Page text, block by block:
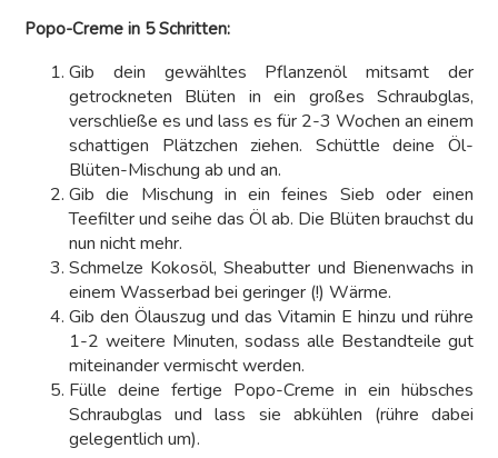
Popo-Creme in 5 Schritten:
Gib dein gewähltes Pflanzenöl mitsamt der
getrockneten Blüten in ein großes Schraubglas,
verschließe es und lass es für 2-3 Wochen an einem
schattigen Plätzchen ziehen. Schüttle deine Öl-
Blüten-Mischung ab und an.
Gib die Mischung in ein feines Sieb oder einen
Teefilter und seihe das Öl ab. Die Blüten brauchst du
nun nicht mehr.
Schmelze Kokosöl, Sheabutter und Bienenwachs in
einem Wasserbad bei geringer (!) Wärme.
Gib den Ölauszug und das Vitamin E hinzu und rühre
1-2 weitere Minuten, sodass alle Bestandteile gut
miteinander vermischt werden.
Fülle deine fertige Popo-Creme in ein hübsches
Schraubglas und lass sie abkühlen (rühre dabei
gelegentlich um).